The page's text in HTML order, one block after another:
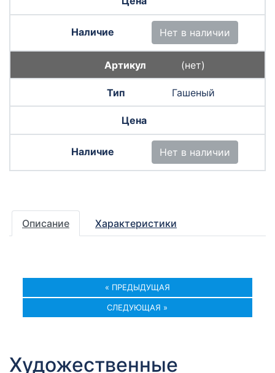
Нет в наличии
(нет)
Гашеный
Нет в наличии
Описание Характеристики
« ПРЕДЫДУЩАЯ
СЛЕДУЮЩАЯ »
Художественные